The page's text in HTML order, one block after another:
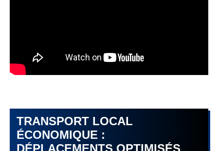
TRANSPORT LOCAL
ÉCONOMIQUE :